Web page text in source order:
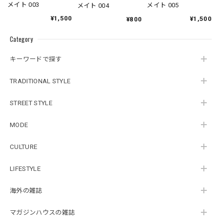
Category
キーワードで探す
TRADITIONAL STYLE
STREET STYLE
MODE
CULTURE
LIFESTYLE
海外の雑誌
マガジンハウスの雑誌
メイト 003
¥1,500
メイト 004
¥800
メイト 005
¥1,500